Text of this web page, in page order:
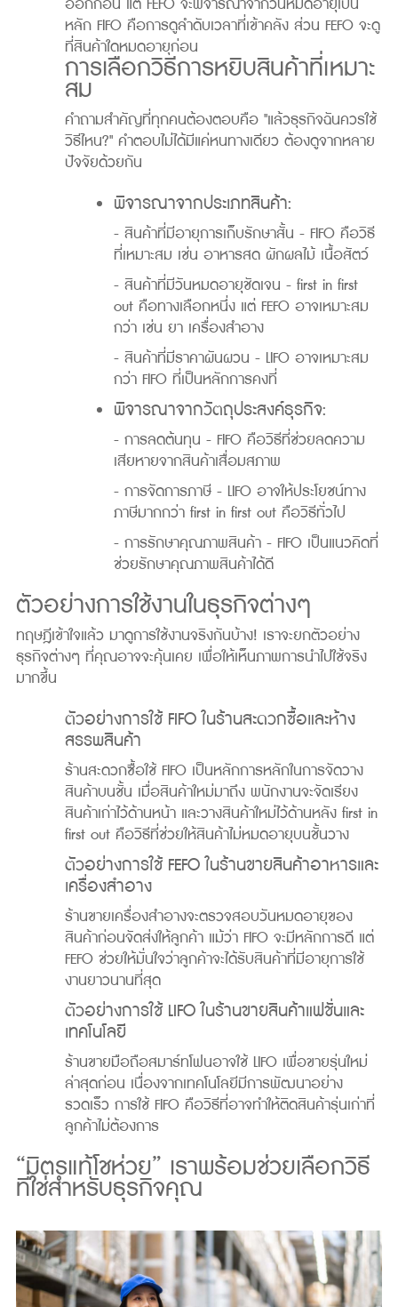
หลัก FIFO คือการดูลำดับเวลาที่เข้าคลัง ส่วน FEFO จะดู
ที่สินค้าใดหมดอายุก่อน
การเลือกวิธีการหยิบสินค้าที่เหมาะ
สม
คำถามสำคัญที่ทุกคนต้องตอบคือ "แล้วธุรกิจฉันควรใช้
วิธีไหน?" คำตอบไม่ได้มีแค่หนทางเดียว ต้องดูจากหลาย
ปัจจัยด้วยกัน
พิจารณาจากประเภทสินค้า:
- สินค้าที่มีอายุการเก็บรักษาสั้น - FIFO คือวิธี
ที่เหมาะสม เช่น อาหารสด ผักผลไม้ เนื้อสัตว์
- สินค้าที่มีวันหมดอายุชัดเจน - first in first
out คือทางเลือกหนึ่ง แต่ FEFO อาจเหมาะสม
กว่า เช่น ยา เครื่องสำอาง
- สินค้าที่มีราคาผันผวน - LIFO อาจเหมาะสม
กว่า FIFO ที่เป็นหลักการคงที่
พิจารณาจากวัตถุประสงค์ธุรกิจ:
- การลดต้นทุน - FIFO คือวิธีที่ช่วยลดความ
เสียหายจากสินค้าเสื่อมสภาพ
- การจัดการภาษี - LIFO อาจให้ประโยชน์ทาง
ภาษีมากกว่า first in first out คือวิธีทั่วไป
- การรักษาคุณภาพสินค้า - FIFO เป็นแนวคิดที่
ช่วยรักษาคุณภาพสินค้าได้ดี
ตัวอย่างการใช้งานในธุรกิจต่างๆ
ทฤษฎีเข้าใจแล้ว มาดูการใช้งานจริงกันบ้าง! เราจะยกตัวอย่าง
ธุรกิจต่างๆ ที่คุณอาจจะคุ้นเคย เพื่อให้เห็นภาพการนำไปใช้จริง
มากขึ้น
ตัวอย่างการใช้ FIFO ในร้านสะดวกซื้อและห้าง
สรรพสินค้า
ร้านสะดวกซื้อใช้ FIFO เป็นหลักการหลักในการจัดวาง
สินค้าบนชั้น เมื่อสินค้าใหม่มาถึง พนักงานจะจัดเรียง
สินค้าเก่าไว้ด้านหน้า และวางสินค้าใหม่ไว้ด้านหลัง first in
first out คือวิธีที่ช่วยให้สินค้าไม่หมดอายุบนชั้นวาง
ตัวอย่างการใช้ FEFO ในร้านขายสินค้าอาหารและ
เครื่องสำอาง
ร้านขายเครื่องสำอางจะตรวจสอบวันหมดอายุของ
สินค้าก่อนจัดส่งให้ลูกค้า แม้ว่า FIFO จะมีหลักการดี แต่
FEFO ช่วยให้มั่นใจว่าลูกค้าจะได้รับสินค้าที่มีอายุการใช้
งานยาวนานที่สุด
ตัวอย่างการใช้ LIFO ในร้านขายสินค้าแฟชั่นและ
เทคโนโลยี
ร้านขายมือถือสมาร์ทโฟนอาจใช้ LIFO เพื่อขายรุ่นใหม่
ล่าสุดก่อน เนื่องจากเทคโนโลยีมีการพัฒนาอย่าง
รวดเร็ว การใช้ FIFO คือวิธีที่อาจทำให้ติดสินค้ารุ่นเก่าที่
ลูกค้าไม่ต้องการ
“มิตรแท้โชห่วย” เราพร้อมช่วยเลือกวิธี
ที่ใช่สำหรับธุรกิจคุณ